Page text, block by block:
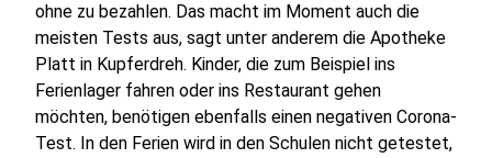
ohne zu bezahlen. Das macht im Moment auch die
meisten Tests aus, sagt unter anderem die Apotheke
Platt in Kupferdreh. Kinder, die zum Beispiel ins
Ferienlager fahren oder ins Restaurant gehen
möchten, benötigen ebenfalls einen negativen Corona-
Test. In den Ferien wird in den Schulen nicht getestet,